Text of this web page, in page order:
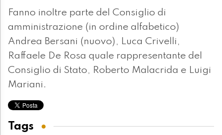
Fanno inoltre parte del Consiglio di
amministrazione (in ordine alfabetico)
Andrea Bersani (nuovo), Luca Crivelli,
Raffaele De Rosa quale rappresentante del
Consiglio di Stato, Roberto Malacrida e Luigi
Mariani.
Tags